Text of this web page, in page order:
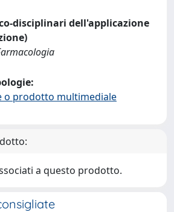
disciplinari dell'applicazione
o prodotto multimediale
a questo prodotto.